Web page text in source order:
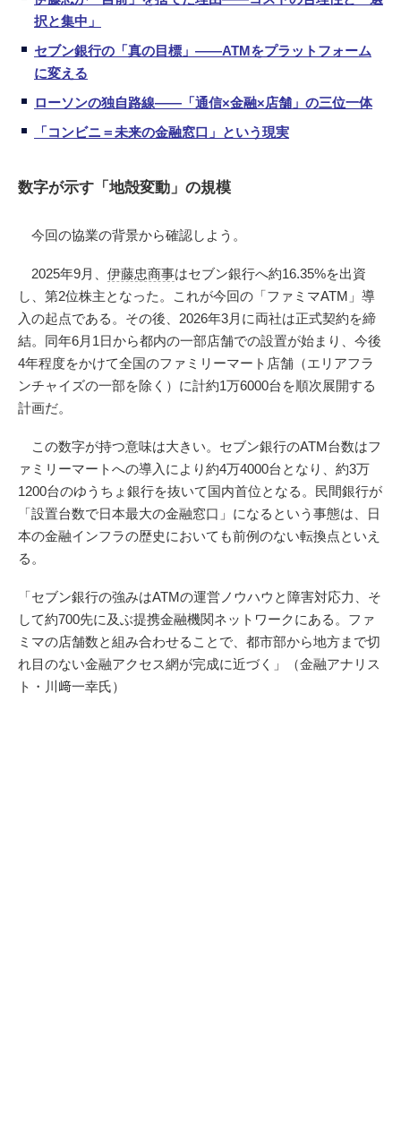
択と集中」
セブン銀行の「真の目標」——ATMをプラットフォーム
に変える
ローソンの独自路線——「通信×金融×店舗」の三位一体
「コンビニ＝未来の金融窓口」という現実
数字が示す「地殻変動」の規模
今回の協業の背景から確認しよう。
2025年9月、 伊藤忠商事はセブン銀行へ約16.35%を出資
し、第2位株主となった。これが今回の「ファミマATM」導
入の起点である。その後、2026年3月に両社は正式契約を締
結。同年6月1日から都内の一部店舗での設置が始まり、今後
4年程度をかけて全国のファミリーマート店舗（エリアフラ
ンチャイズの一部を除く）に計約1万6000台を順次展開する
計画だ。
この数字が持つ意味は大きい。セブン銀行のATM台数はフ
ァミリーマートへの導入により約4万4000台となり、約3万
1200台のゆうちょ銀行を抜いて国内首位となる。民間銀行が
「設置台数で日本最大の金融窓口」になるという事態は、日
本の金融インフラの歴史においても前例のない転換点といえ
る。
「セブン銀行の強みはATMの運営ノウハウと障害対応力、そ
して約700先に及ぶ提携金融機関ネットワークにある。ファ
ミマの店舗数と組み合わせることで、都市部から地方まで切
れ目のない金融アクセス網が完成に近づく」（金融アナリス
ト・川﨑一幸氏）